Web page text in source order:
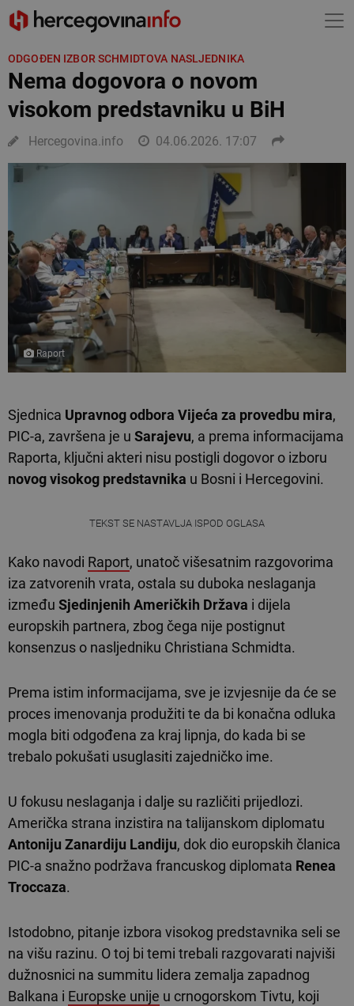
ODGOĐEN IZBOR SCHMIDTOVA NASLJEDNIKA
Nema dogovora o novom
visokom predstavniku u BiH
Hercegovina.info 04.06.2026. 17:07
Raport
Sjednica Upravnog odbora Vijeća za provedbu mira,
PIC-a, završena je u Sarajevu, a prema informacijama
Raporta, ključni akteri nisu postigli dogovor o izboru
novog visokog predstavnika u Bosni i Hercegovini.
TEKST SE NASTAVLJA ISPOD OGLASA
Kako navodi Raport, unatoč višesatnim razgovorima
iza zatvorenih vrata, ostala su duboka neslaganja
između Sjedinjenih Američkih Država i dijela
europskih partnera, zbog čega nije postignut
konsenzus o nasljedniku Christiana Schmidta.
Prema istim informacijama, sve je izvjesnije da će se
proces imenovanja produžiti te da bi konačna odluka
mogla biti odgođena za kraj lipnja, do kada bi se
trebalo pokušati usuglasiti zajedničko ime.
U fokusu neslaganja i dalje su različiti prijedlozi.
Američka strana inzistira na talijanskom diplomatu
Antoniju Zanardiju Landiju, dok dio europskih članica
PIC-a snažno podržava francuskog diplomata Renea
Troccaza.
Istodobno, pitanje izbora visokog predstavnika seli se
na višu razinu. O toj bi temi trebali razgovarati najviši
dužnosnici na summitu lidera zemalja zapadnog
Balkana i Europske unije u crnogorskom Tivtu, koji